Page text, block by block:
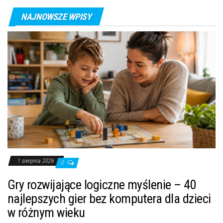
NAJNOWSZE WPISY
1 sierpnia 2026 0
Gry rozwijające logiczne myślenie – 40
najlepszych gier bez komputera dla dzieci
w różnym wieku